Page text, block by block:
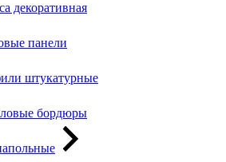
декоративная
панели
штукатурные
бордюры